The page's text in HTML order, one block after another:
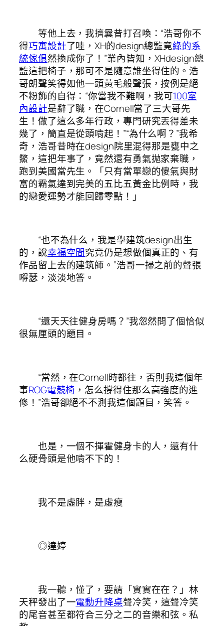
等他上去，我擠曩昔打召喚：“浩哥你不
得巧寓設計了哇，XH的design總監竟綠的系
統傢俱然換成你了！”業內皆知，XHdesign總
監這把椅子，那可不是隨意誰坐得住的。浩
哥朗聲笑得如他一頭黃毛般聲張，按例是絕
不粉飾的自得：“你當我不難啊，我可100室
內設計是辭了職，在Cornell當了三大哥先
生！做了這么多年行政，專門研究丟得差未
幾了，簡直是從頭啃起！”“為什么啊？”我希
奇，浩哥昔時在design院里混得那是甕中之
鱉，這把年事了，竟然還有勇氣拋家棄職，
跑到美國當先生。「只有當單戀的傻氣與財
富的霸氣達到完美的五比五黃金比例時，我
的戀愛運勢才能回歸零點！」
“也不為什么，我是學建筑design出生
的，說幸福空間究竟仍是想做個真正的、有
作品留上去的建筑師。”浩哥一掃之前的聲張
嘚瑟，淡淡地答。
“還天天往健身房嗎？”我忽然問了個恰似
很無厘頭的題目。
“當然，在Cornell時都往，否則我這個年
事ROG電競椅 ，怎么撐得住那么高強度的進
修！”浩哥卻絕不不測我這個題目，笑答。
也是，一個不揮霍健身卡的人，還有什
么硬骨頭是他啃不下的！
我不是虛胖，是虛瘦
◎達婷
我一聽，懂了，要請「實實在在？」林
天秤發出了一電動升降桌聲冷笑，這聲冷笑
的尾音甚至都符合三分之二的音樂和弦。私